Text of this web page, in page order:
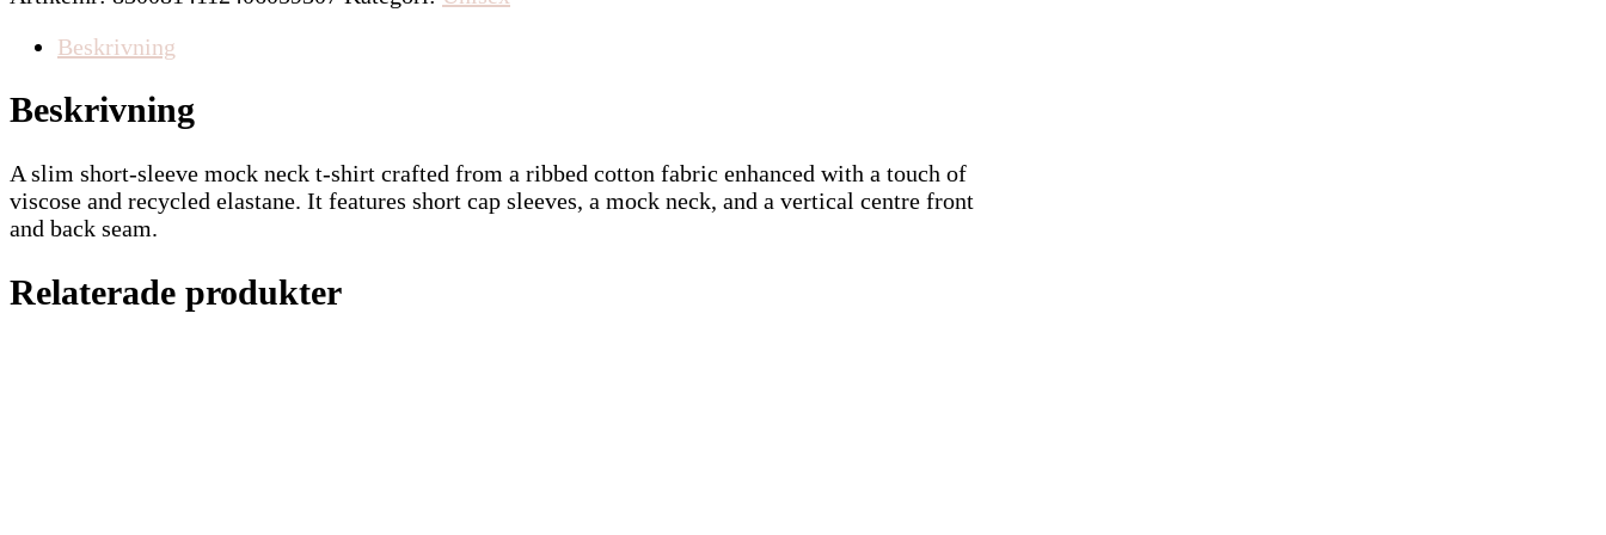
Beskrivning
Beskrivning
A slim short-sleeve mock neck t-shirt crafted from a ribbed cotton fabric enhanced with a touch of
viscose and recycled elastane. It features short cap sleeves, a mock neck, and a vertical centre front
and back seam.
Relaterade produkter